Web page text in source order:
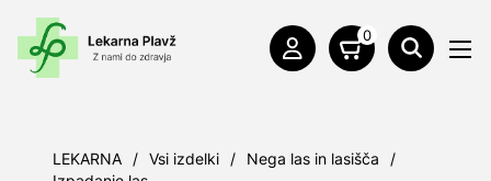
0
LEKARNA / Vsi izdelki / Nega las in lasišča
/